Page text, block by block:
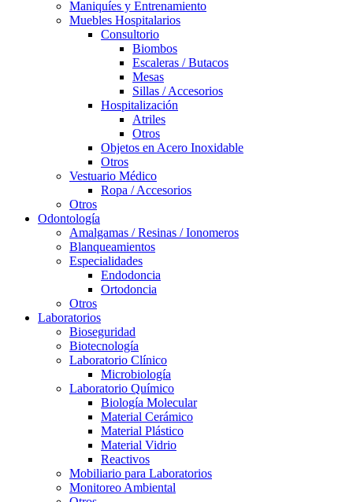
Maniquíes y Entrenamiento
Muebles Hospitalarios
Consultorio
Biombos
Escaleras / Butacos
Mesas
Sillas / Accesorios
Hospitalización
Atriles
Otros
Objetos en Acero Inoxidable
Otros
Vestuario Médico
Ropa / Accesorios
Otros
Odontología
Amalgamas / Resinas / Ionomeros
Blanqueamientos
Especialidades
Endodoncia
Ortodoncia
Otros
Laboratorios
Bioseguridad
Biotecnología
Laboratorio Clínico
Microbiología
Laboratorio Químico
Biología Molecular
Material Cerámico
Material Plástico
Material Vidrio
Reactivos
Mobiliario para Laboratorios
Monitoreo Ambiental